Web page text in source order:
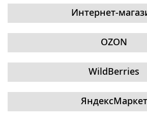
Интернет-
OZON
WildBerries
ЯндексМаркет